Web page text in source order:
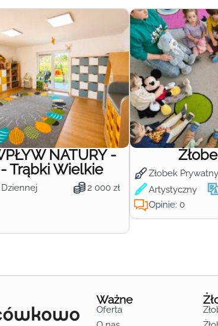
NATURY -
Trąbki Wielkie
2 000 zł
Żłobek Prywatny
Artystyczny
Opinie: 0
Ważne
Oferta